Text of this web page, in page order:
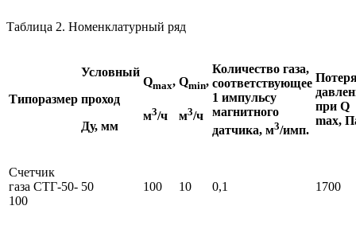
Таблица 2. Номенклатурный ряд
Типоразмер
Условный
проход
Ду, мм
Qmax,
м3/ч
Qmin,
м3/ч
Количество газа,
соответствующее
1 импульсу
магнитного
датчика, м3/имп.
при Q
max,
Счетчик
газа СТГ-50-
100
50 100 10 0,1 1700